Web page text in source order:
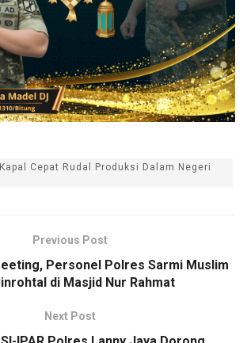
Cepat Rudal Produksi Dalam Negeri
Previous Post
Personel Polres Sarmi Muslim
di Masjid Nur Rahmat
Next Post